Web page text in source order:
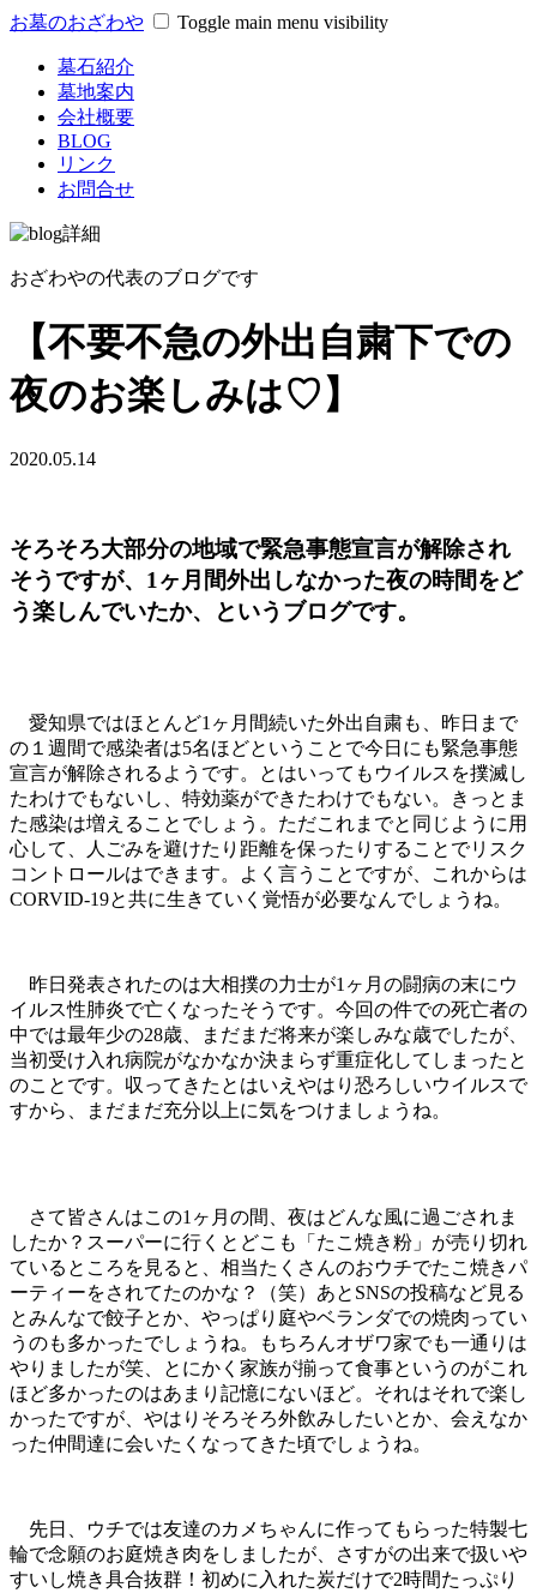
お墓のおざわや Toggle main menu visibility
墓石紹介
墓地案内
会社概要
BLOG
リンク
お問合せ
おざわやの代表のブログです
【不要不急の外出自粛下での
夜のお楽しみは♡】
2020.05.14
そろそろ大部分の地域で緊急事態宣言が解除され
そうですが、1ヶ月間外出しなかった夜の時間をど
う楽しんでいたか、というブログです。
愛知県ではほとんど1ヶ月間続いた外出自粛も、昨日まで
の１週間で感染者は5名ほどということで今日にも緊急事態
宣言が解除されるようです。とはいってもウイルスを撲滅し
たわけでもないし、特効薬ができたわけでもない。きっとま
た感染は増えることでしょう。ただこれまでと同じように用
心して、人ごみを避けたり距離を保ったりすることでリスク
コントロールはできます。よく言うことですが、これからは
CORVID-19と共に生きていく覚悟が必要なんでしょうね。
昨日発表されたのは大相撲の力士が1ヶ月の闘病の末にウ
イルス性肺炎で亡くなったそうです。今回の件での死亡者の
中では最年少の28歳、まだまだ将来が楽しみな歳でしたが、
当初受け入れ病院がなかなか決まらず重症化してしまったと
のことです。収ってきたとはいえやはり恐ろしいウイルスで
すから、まだまだ充分以上に気をつけましょうね。
さて皆さんはこの1ヶ月の間、夜はどんな風に過ごされま
したか？スーパーに行くとどこも「たこ焼き粉」が売り切れ
ているところを見ると、相当たくさんのおウチでたこ焼きパ
ーティーをされてたのかな？（笑）あとSNSの投稿など見る
とみんなで餃子とか、やっぱり庭やベランダでの焼肉ってい
うのも多かったでしょうね。もちろんオザワ家でも一通りは
やりましたが笑、とにかく家族が揃って食事というのがこれ
ほど多かったのはあまり記憶にないほど。それはそれで楽し
かったですが、やはりそろそろ外飲みしたいとか、会えなか
った仲間達に会いたくなってきた頃でしょうね。
先日、ウチでは友達のカメちゃんに作ってもらった特製七
輪で念願のお庭焼き肉をしましたが、さすがの出来で扱いや
すいし焼き具合抜群！初めに入れた炭だけで2時間たっぷり